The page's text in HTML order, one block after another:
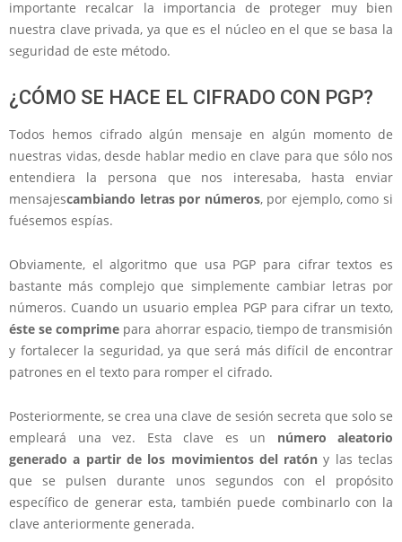
importante recalcar la importancia de proteger muy bien
nuestra clave privada, ya que es el núcleo en el que se basa la
seguridad de este método.
¿CÓMO SE HACE EL CIFRADO CON PGP?
Todos hemos cifrado algún mensaje en algún momento de
nuestras vidas, desde hablar medio en clave para que sólo nos
entendiera la persona que nos interesaba, hasta enviar
mensajescambiando letras por números, por ejemplo, como si
fuésemos espías.
Obviamente, el algoritmo que usa PGP para cifrar textos es
bastante más complejo que simplemente cambiar letras por
números. Cuando un usuario emplea PGP para cifrar un texto,
éste se comprime para ahorrar espacio, tiempo de transmisión
y fortalecer la seguridad, ya que será más difícil de encontrar
patrones en el texto para romper el cifrado.
Posteriormente, se crea una clave de sesión secreta que solo se
empleará una vez. Esta clave es un número aleatorio
generado a partir de los movimientos del ratón y las teclas
que se pulsen durante unos segundos con el propósito
específico de generar esta, también puede combinarlo con la
clave anteriormente generada.